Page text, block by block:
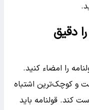
دقیق
را امضاء کنید.
و کوچک‌ترین اشتباه
کند. قولنامه باید